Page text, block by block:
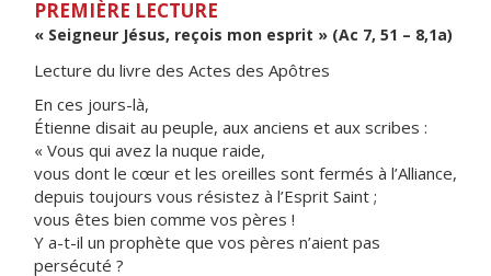
PREMIÈRE LECTURE
« Seigneur Jésus, reçois mon esprit » (Ac 7, 51 – 8,1a)
Lecture du livre des Actes des Apôtres
En ces jours-là,
Étienne disait au peuple, aux anciens et aux scribes :
« Vous qui avez la nuque raide,
vous dont le cœur et les oreilles sont fermés à l’Alliance,
depuis toujours vous résistez à l’Esprit Saint ;
vous êtes bien comme vos pères !
Y a-t-il un prophète que vos pères n’aient pas
persécuté ?